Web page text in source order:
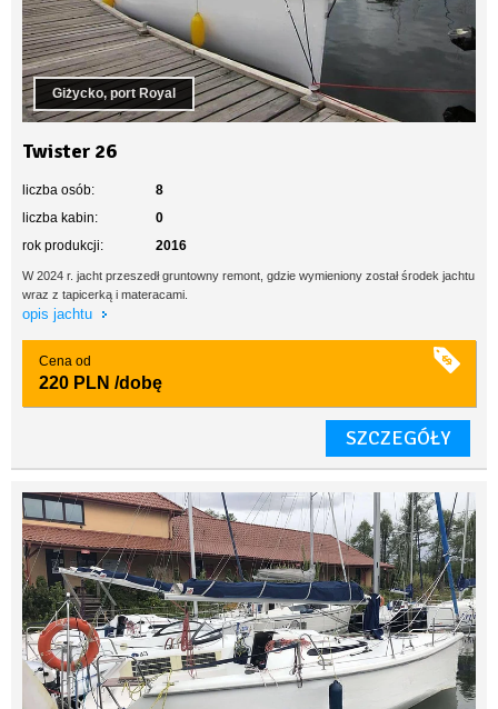
Giżycko, port Royal
Twister 26
liczba osób:
8
liczba kabin:
0
rok produkcji:
2016
W 2024 r. jacht przeszedł gruntowny remont, gdzie wymieniony został środek jachtu
wraz z tapicerką i materacami.
opis jachtu
Cena od
220 PLN /dobę
SZCZEGÓŁY